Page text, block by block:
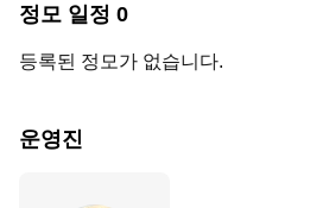
정모 일정 0
등록된 정모가 없습니다.
운영진